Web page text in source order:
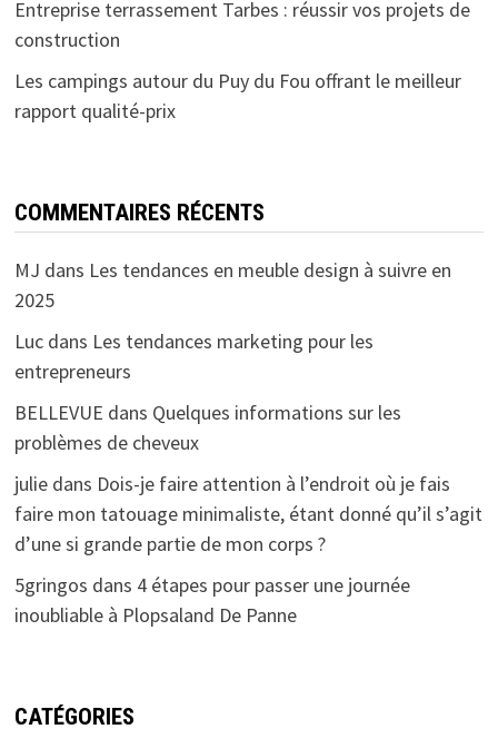
Entreprise terrassement Tarbes : réussir vos projets de
construction
Les campings autour du Puy du Fou offrant le meilleur
rapport qualité-prix
COMMENTAIRES RÉCENTS
MJ dans Les tendances en meuble design à suivre en
2025
Lucdans Les tendances marketing pour les
entrepreneurs
BELLEVUE dans Quelques informations sur les
problèmes de cheveux
juliedans Dois-je faire attention à l’endroit où je fais
faire mon tatouage minimaliste, étant donné qu’il s’agit
d’une si grande partie de mon corps ?
5gringos dans 4 étapes pour passer une journée
inoubliable à Plopsaland De Panne
CATÉGORIES